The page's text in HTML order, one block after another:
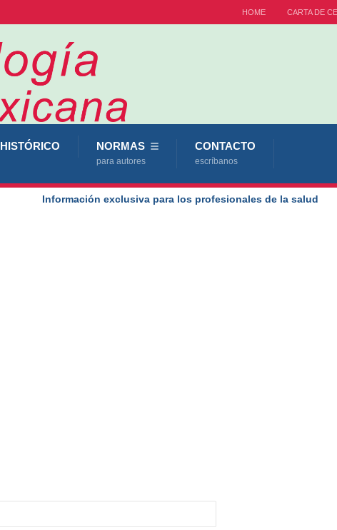
HOME CARTA DE
HISTÓRICO NORMAS
para autores
CONTACTO
escríbanos
Información exclusiva para los profesionales de la salud